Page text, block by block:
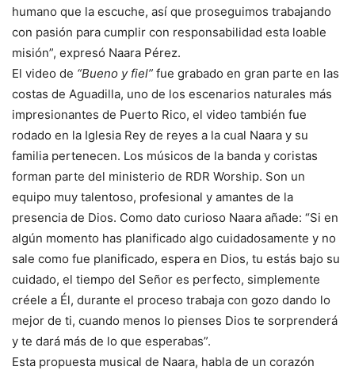
humano que la escuche, así que proseguimos trabajando
con pasión para cumplir con responsabilidad esta loable
misión”, expresó Naara Pérez.
El video de “Bueno y fiel” fue grabado en gran parte en las
costas de Aguadilla, uno de los escenarios naturales más
impresionantes de Puerto Rico, el video también fue
rodado en la Iglesia Rey de reyes a la cual Naara y su
familia pertenecen. Los músicos de la banda y coristas
forman parte del ministerio de RDR Worship. Son un
equipo muy talentoso, profesional y amantes de la
presencia de Dios. Como dato curioso Naara añade: “Si en
algún momento has planificado algo cuidadosamente y no
sale como fue planificado, espera en Dios, tu estás bajo su
cuidado, el tiempo del Señor es perfecto, simplemente
créele a Él, durante el proceso trabaja con gozo dando lo
mejor de ti, cuando menos lo pienses Dios te sorprenderá
y te dará más de lo que esperabas”.
Esta propuesta musical de Naara, habla de un corazón